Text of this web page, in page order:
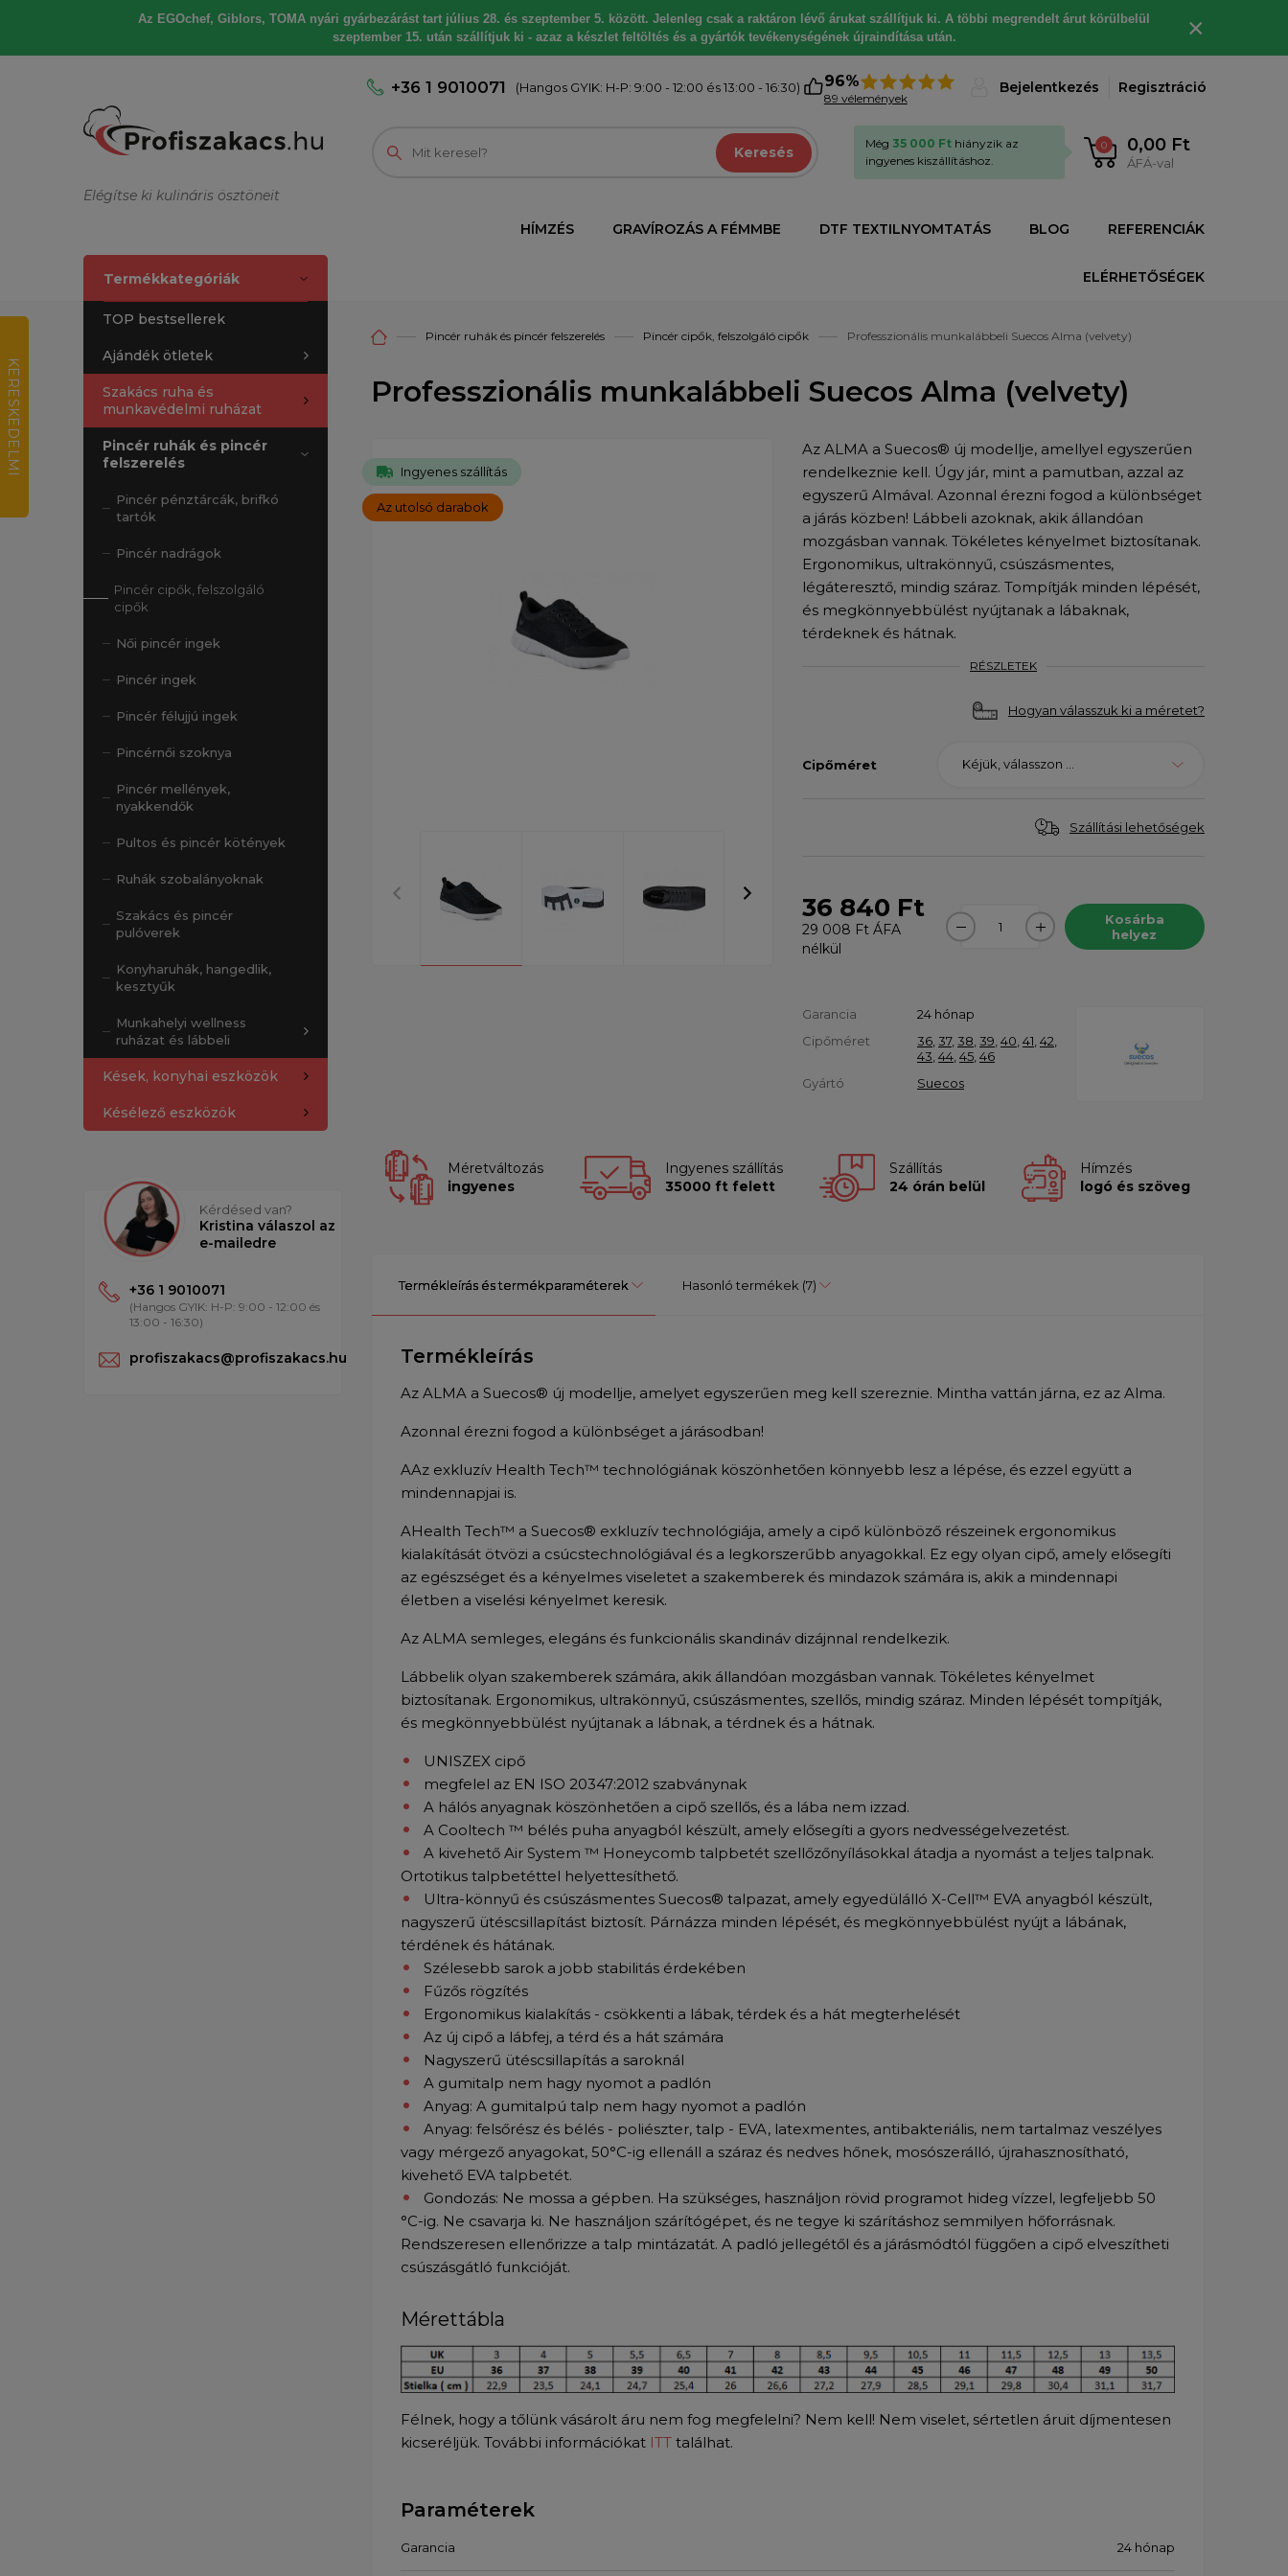
Az EGOchef, Giblors, TOMA nyári gyárbezárást tart július 28. és szeptember 5. között. Jelenleg csak a raktáron lévő árukat szállítjuk ki. A többi megrendelt árut körülbelül
szeptember 15. után szállítjuk ki - azaz a készlet feltöltés és a gyártók tevékenységének újraindítása után.
×
Elégítse ki kulináris ösztöneit
+36 1 9010071 (Hangos GYIK: H-P: 9:00 - 12:00 és 13:00 - 16:30) 96%
89 vélemények
Bejelentkezés Regisztráció
Keresés 0 0,00 Ft
ÁFÁ-val
Még 35 000 Ft hiányzik az
ingyenes kiszállításhoz.
HÍMZÉS GRAVÍROZÁS A FÉMMBE DTF TEXTILNYOMTATÁS BLOG REFERENCIÁK
ELÉRHETŐSÉGEK
Termékkategóriák
TOP bestsellerek
Ajándék ötletek
Szakács ruha és
munkavédelmi ruházat
Pincér ruhák és pincér
felszerelés
Pincér pénztárcák, brifkó
tartók
Pincér nadrágok
Pincér cipők, felszolgáló
cipők
Női pincér ingek
Pincér ingek
Pincér félujjú ingek
Pincérnői szoknya
Pincér mellények,
nyakkendők
Pultos és pincér kötények
Ruhák szobalányoknak
Szakács és pincér
pulóverek
Konyharuhák, hangedlik,
kesztyűk
Munkahelyi wellness
ruházat és lábbeli
Kések, konyhai eszközök
Késélező eszközök
Kérdésed van?
Kristina válaszol az
e-mailedre
+36 1 9010071
(Hangos GYIK: H-P: 9:00 - 12:00 és
13:00 - 16:30)
profiszakacs@profiszakacs.hu
Pincér ruhák és pincér felszerelés Pincér cipők, felszolgáló cipők Professzionális munkalábbeli Suecos Alma (velvety)
Professzionális munkalábbeli Suecos Alma (velvety)
Ingyenes szállítás
Az utolsó darabok
Az ALMA a Suecos® új modellje, amellyel egyszerűen
rendelkeznie kell. Úgy jár, mint a pamutban, azzal az
egyszerű Almával. Azonnal érezni fogod a különbséget
a járás közben! Lábbeli azoknak, akik állandóan
mozgásban vannak. Tökéletes kényelmet biztosítanak.
Ergonomikus, ultrakönnyű, csúszásmentes,
légáteresztő, mindig száraz. Tompítják minden lépését,
és megkönnyebbülést nyújtanak a lábaknak,
térdeknek és hátnak.
RÉSZLETEK
Hogyan válasszuk ki a méretet?
Cipőméret Kéjük, válasszon ...
Szállítási lehetőségek
36 840 Ft
29 008 Ft ÁFA
nélkül
Kosárba
helyez
Garancia
24 hónap
Cipőméret
36 37, 38 39 40 41 42
43 44 45 46
Gyártó
Suecos
Méretváltozás
ingyenes
Ingyenes szállítás
35000 ft felett
Szállítás
24 órán belül
Hímzés
logó és szöveg
Termékleírás és termékparaméterek Hasonló termékek (7)
Termékleírás
Az ALMA a Suecos® új modellje, amelyet egyszerűen meg kell szereznie. Mintha vattán járna, ez az Alma.
Azonnal érezni fogod a különbséget a járásodban!
AAz exkluzív Health Tech™ technológiának köszönhetően könnyebb lesz a lépése, és ezzel együtt a
mindennapjai is.
AHealth Tech™ a Suecos® exkluzív technológiája, amely a cipő különböző részeinek ergonomikus
kialakítását ötvözi a csúcstechnológiával és a legkorszerűbb anyagokkal. Ez egy olyan cipő, amely elősegíti
az egészséget és a kényelmes viseletet a szakemberek és mindazok számára is, akik a mindennapi
életben a viselési kényelmet keresik.
Az ALMA semleges, elegáns és funkcionális skandináv dizájnnal rendelkezik.
Lábbelik olyan szakemberek számára, akik állandóan mozgásban vannak. Tökéletes kényelmet
biztosítanak. Ergonomikus, ultrakönnyű, csúszásmentes, szellős, mindig száraz. Minden lépését tompítják,
és megkönnyebbülést nyújtanak a lábnak, a térdnek és a hátnak.
UNISZEX cipő
megfelel az EN ISO 20347:2012 szabványnak
A hálós anyagnak köszönhetően a cipő szellős, és a lába nem izzad.
A Cooltech ™ bélés puha anyagból készült, amely elősegíti a gyors nedvességelvezetést.
A kivehető Air System ™ Honeycomb talpbetét szellőzőnyílásokkal átadja a nyomást a teljes talpnak.
Ortotikus talpbetéttel helyettesíthető.
Ultra-könnyű és csúszásmentes Suecos® talpazat, amely egyedülálló X-Cell™ EVA anyagból készült,
nagyszerű ütéscsillapítást biztosít. Párnázza minden lépését, és megkönnyebbülést nyújt a lábának,
térdének és hátának.
Szélesebb sarok a jobb stabilitás érdekében
Fűzős rögzítés
Ergonomikus kialakítás - csökkenti a lábak, térdek és a hát megterhelését
Az új cipő a lábfej, a térd és a hát számára
Nagyszerű ütéscsillapítás a saroknál
A gumitalp nem hagy nyomot a padlón
Anyag: A gumitalpú talp nem hagy nyomot a padlón
Anyag: felsőrész és bélés - poliészter, talp - EVA, latexmentes, antibakteriális, nem tartalmaz veszélyes
vagy mérgező anyagokat, 50°C-ig ellenáll a száraz és nedves hőnek, mosószerálló, újrahasznosítható,
kivehető EVA talpbetét.
Gondozás: Ne mossa a gépben. Ha szükséges, használjon rövid programot hideg vízzel, legfeljebb 50
°C-ig. Ne csavarja ki. Ne használjon szárítógépet, és ne tegye ki szárításhoz semmilyen hőforrásnak.
Rendszeresen ellenőrizze a talp mintázatát. A padló jellegétől és a járásmódtól függően a cipő elveszítheti
csúszásgátló funkcióját.
Mérettábla
Félnek, hogy a tőlünk vásárolt áru nem fog megfelelni? Nem kell! Nem viselet, sértetlen áruit díjmentesen
kicseréljük. További információkat ITT találhat.
Paraméterek
Garancia 24 hónap
K
E
R
E
S
K
E
D
E
L
M
I
R
T
É
K
E
L
É